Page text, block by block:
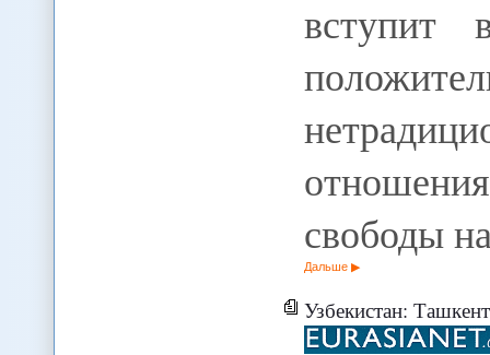
вступит
свободы
Дальше
Узбекистан: